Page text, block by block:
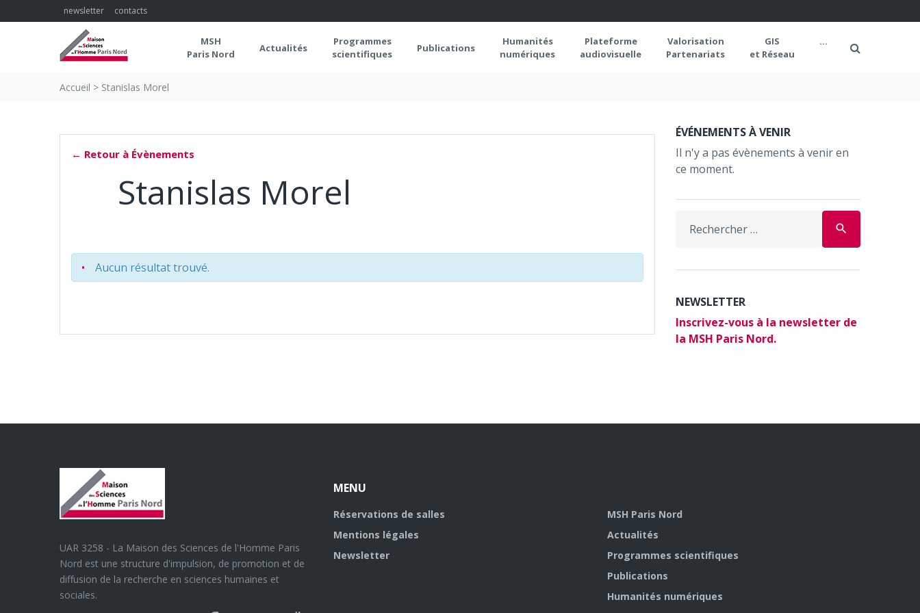
to
newsletter contacts
MSH
Paris Nord
Actualités
Programmes
scientifiques
Publications
Humanités
numériques
Plateforme
audiovisuelle
Valorisation
Partenariats
GIS
et Réseau
...
Accueil > Stanislas Morel
← Retour à Évènements
Stanislas Morel
Aucun résultat trouvé.
ÉVÉNEMENTS À VENIR
Il n'y a pas évènements à venir en
ce moment.
for:
search
NEWSLETTER
Inscrivez-vous à la newsletter de
la MSH Paris Nord.
UAR 3258 - La Maison des Sciences de l'Homme Paris
Nord est une structure d'impulsion, de promotion et de
diffusion de la recherche en sciences humaines et
sociales.
MENU
Réservations de salles
Mentions légales
Newsletter
MSH Paris Nord
Actualités
Programmes scientifiques
Publications
Humanités numériques